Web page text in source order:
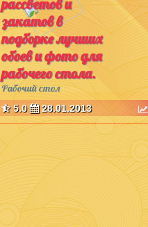
рассветов и
закатов в
подборке лучших
обоев и фото для
рабочего стола.
Рабочий стол
5.0 28.01.2013